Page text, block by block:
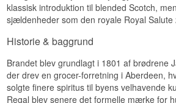
maltdestillerier, da
sammen. Flere af dem
Se hele vores udvalg af
Destilleri: Chivas
Region/Land: Skotland
Edition: Oldest and
EAN nr.:
Smagsprofil
klassisk introduktion til blended Scotch,
sjældenheder som den royale Royal Salute
Historie & baggrund
Brandet blev grundlagt i 1801 af brødrene
der drev en grocer-forretning i Aberdeen,
solgte finere spiritus til byens velhavende
Regal blev senere det formelle mærke for